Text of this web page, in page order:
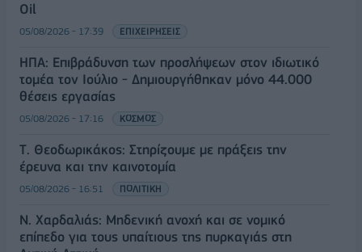
Oil
05/08/2026 - 17:39 ΕΠΙΧΕΙΡΗΣΕΙΣ
ΗΠΑ: Επιβράδυνση των προσλήψεων στον ιδιωτικό
τομέα τον Ιούλιο - Δημιουργήθηκαν μόνο 44.000
θέσεις εργασίας
05/08/2026 - 17:16 ΚΟΣΜΟΣ
Τ. Θεοδωρικάκος: Στηρίζουμε με πράξεις την
έρευνα και την καινοτομία
05/08/2026 - 16:51 ΠΟΛΙΤΙΚΗ
Ν. Χαρδαλιάς: Μηδενική ανοχή και σε νομικό
επίπεδο για τους υπαίτιους της πυρκαγιάς στη